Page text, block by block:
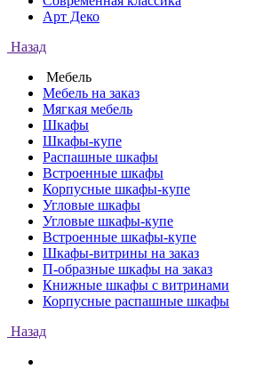
Арт Деко
Назад
Мебель
Мебель на заказ
Мягкая мебель
Шкафы
Шкафы-купе
Распашные шкафы
Встроенные шкафы
Корпусные шкафы-купе
Угловые шкафы
Угловые шкафы-купе
Встроенные шкафы-купе
Шкафы-витрины на заказ
П-образные шкафы на заказ
Книжные шкафы с витринами
Корпусные распашные шкафы
Назад